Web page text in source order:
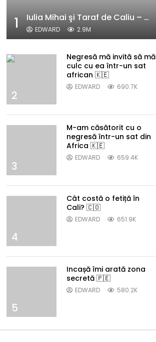
1 Iulia Mihai şi Taraf de Caliu – Alelele sălcioară (@#VedetaPopulară)
EDWARD 2.9M
2
Negresă mă invită să mă
culc cu ea într-un sat
african 🇰🇪
EDWARD 690.7K
3
M-am căsătorit cu o
negresă într-un sat din
Africa 🇰🇪
EDWARD 659.4K
4
Cât costă o fetiță în
Cali? 🇨🇴
EDWARD 651.9K
5
Incașă îmi arată zona
secretă 🇵🇪
EDWARD 580.2K